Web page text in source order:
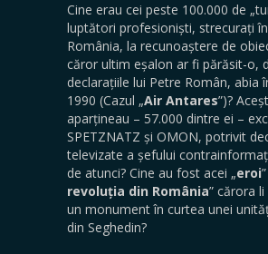
Cine erau cei peste 100.000 de
luptători profesioniști, strecurați în
România, la recunoaștere de
căror ultim eșalon ar fi părăsit-o,
declarațiile lui Petre Român, abia
1990 (Cazul „Air Antares”)?
aparțineau – 57.000 dintre ei –
SPETZNATZ și OMON, potrivit
televizate a șefului
de atunci? Cine au fost acei „eroi
revoluția din România” cărora
un monument în curtea unei
din Seghedin?